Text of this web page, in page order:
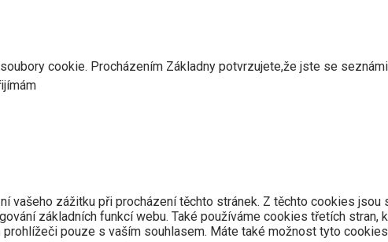
cookie. Procházením Základny potvrzujete,že jste se
vašeho zážitku při procházení těchto stránek. Z těchto cookies
základních funkcí webu. Také používáme cookies třetích stran,
pouze s vaším souhlasem. Máte také možnost tyto